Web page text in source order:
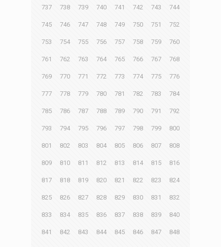
737 738 739 740 741 742 743 744
745 746 747 748 749 750 751 752
753 754 755 756 757 758 759 760
761 762 763 764 765 766 767 768
769 770 771 772 773 774 775 776
777 778 779 780 781 782 783 784
785 786 787 788 789 790 791 792
793 794 795 796 797 798 799 800
801 802 803 804 805 806 807 808
809 810 811 812 813 814 815 816
817 818 819 820 821 822 823 824
825 826 827 828 829 830 831 832
833 834 835 836 837 838 839 840
841 842 843 844 845 846 847 848